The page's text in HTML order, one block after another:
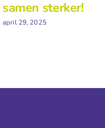
samen sterker!
april 29, 2025